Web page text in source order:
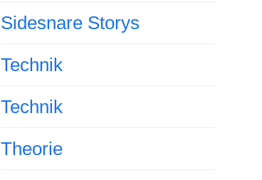
Sidesnare Storys
Technik
Technik
Theorie